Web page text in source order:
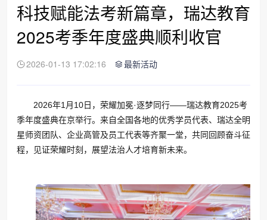
科技赋能法考新篇章，瑞达教育
2025考季年度盛典顺利收官
2026-01-13 17:02:16 最新活动
2026年1月10日，荣耀加冕·逐梦同行——瑞达教育2025考
季年度盛典在京举行。来自全国各地的优秀学员代表、瑞达全明
星师资团队、企业高管及员工代表等齐聚一堂，共同回顾奋斗征
程，见证荣耀时刻，展望法治人才培育新未来。